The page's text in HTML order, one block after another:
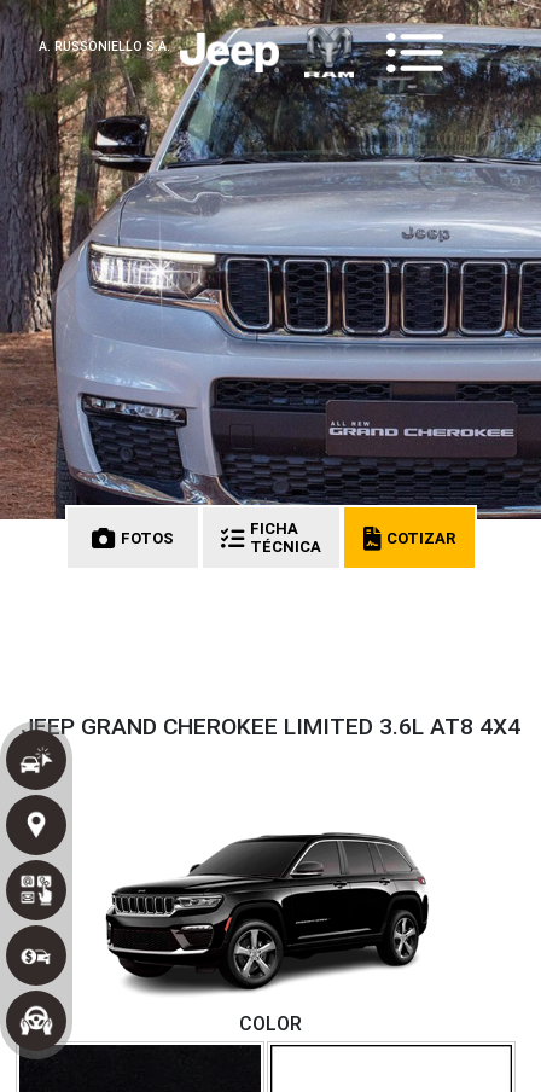
A. RUSSONIELLO S.A.
FOTOS
FICHA
TÉCNICA
COTIZAR
JEEP GRAND CHEROKEE LIMITED 3.6L AT8 4X4
COLOR